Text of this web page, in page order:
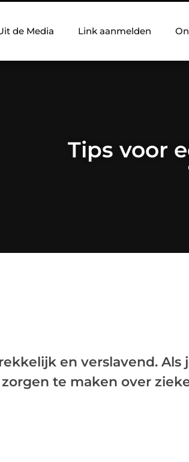
de Media Link aanmelden
Tips voor
en verslavend. Als
te maken over